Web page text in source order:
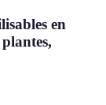
en